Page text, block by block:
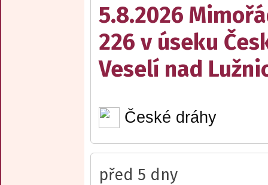
5.8.2026
226 v úseku
Veselí nad
České dráhy
před 5 dny